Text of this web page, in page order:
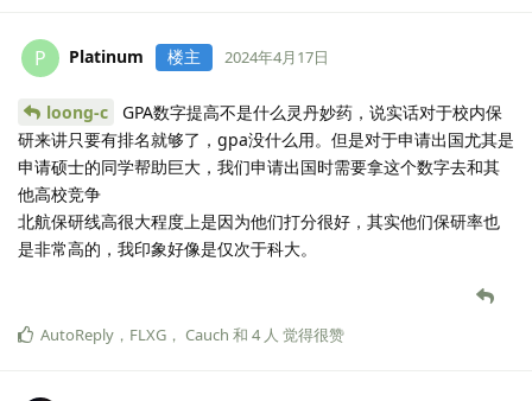
P Platinum 楼主 2024年4月17日
loong-c
GPA数字提高不是什么灵丹妙药，说实话对于校内保
研来讲只要有排名就够了，gpa没什么用。但是对于申请出国尤其是
申请硕士的同学帮助巨大，我们申请出国时需要拿这个数字去和其
他高校竞争
北航保研线高很大程度上是因为他们打分很好，其实他们保研率也
是非常高的，我印象好像是仅次于科大。
AutoReply ， FLXG ， Cauch 和 4 人 觉得很赞